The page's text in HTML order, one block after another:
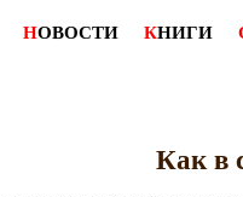
НОВОСТИ КНИГИ
Как в